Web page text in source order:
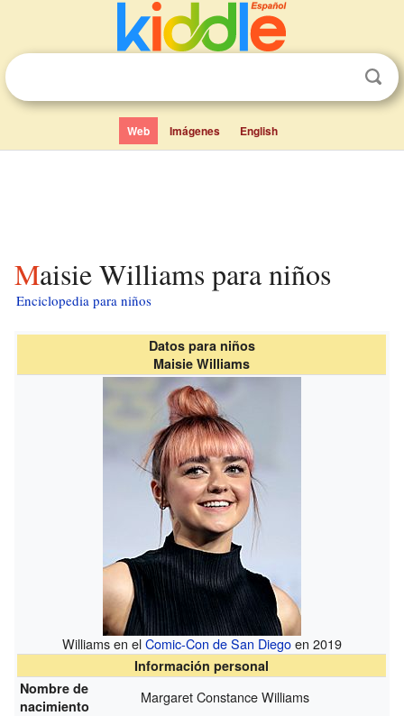
Web Imágenes English
Maisie Williams para niños
Enciclopedia para niños
Datos para niños
Maisie Williams
Williams en elComic-Con de San Diegoen 2019
Información personal
Nombre de
nacimiento
Margaret Constance Williams